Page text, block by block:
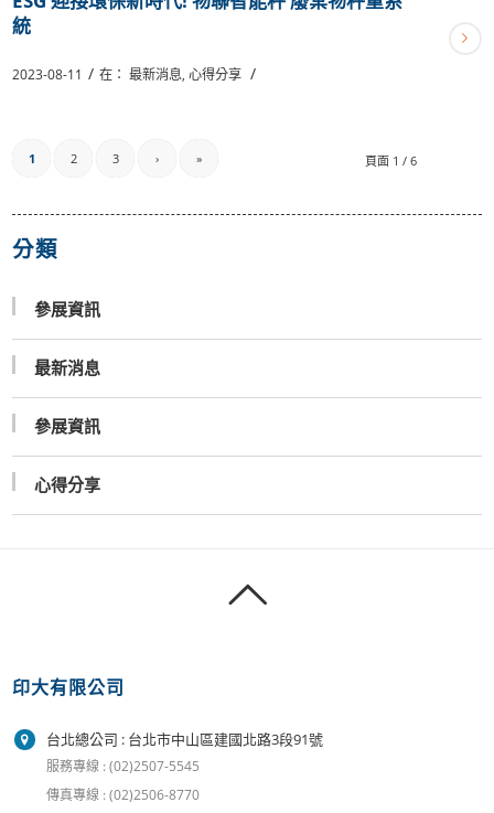
統
2023-08-11 / 在：最新消息,心得分享 /
頁面 1 / 6
1 2 3 › »
分類
參展資訊
最新消息
參展資訊
心得分享
印大有限公司
台北總公司 : 台北市中山區建國北路3段91號
服務專線 : (02)2507-5545
傳真專線 : (02)2506-8770